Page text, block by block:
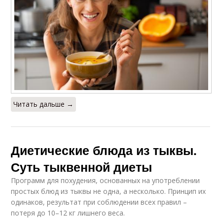
Читать дальше →
Диетические блюда из тыквы.
Суть тыквенной диеты
Программ для похудения, основанных на употреблении
простых блюд из тыквы не одна, а несколько. Принцип их
одинаков, результат при соблюдении всех правил –
потеря до 10–12 кг лишнего веса.